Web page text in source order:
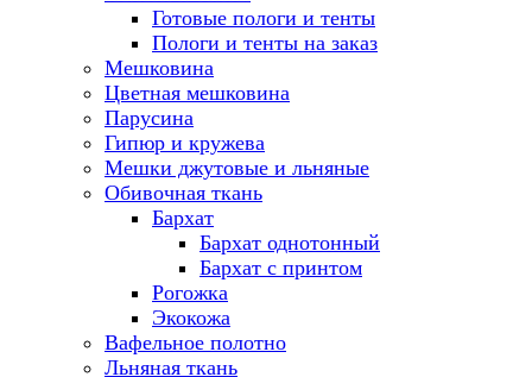
Готовые пологи и тенты
Пологи и тенты на заказ
Мешковина
Цветная мешковина
Парусина
Гипюр и кружева
Мешки джутовые и льняные
Обивочная ткань
Бархат
Бархат однотонный
Бархат с принтом
Рогожка
Экокожа
Вафельное полотно
Льняная ткань